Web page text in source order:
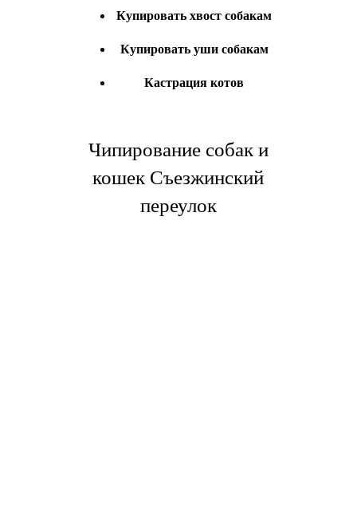
Купировать хвост собакам
Купировать уши собакам
Кастрация котов
Чипирование собак и
кошек Съезжинский
переулок